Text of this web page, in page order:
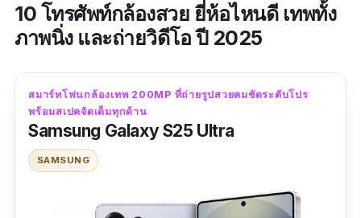
10 โทรศัพท์กล้องสวย ยี่ห้อไหนดี เทพทั้ง
ภาพนิ่ง และถ่ายวิดีโอ ปี 2025
สมาร์ทโฟนกล้องเทพ 200MP ที่ถ่ายรูปสวยคมชัดระดับโปร
พร้อมสเปคจัดเต็มทุกด้าน
Samsung Galaxy S25 Ultra
SAMSUNG